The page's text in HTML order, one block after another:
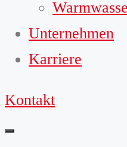
Unternehmen
Karriere
Kontakt